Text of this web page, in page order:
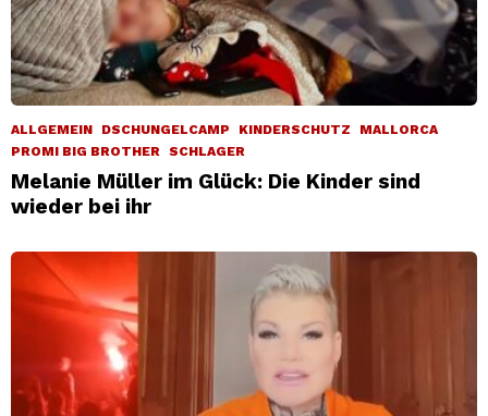
ALLGEMEIN DSCHUNGELCAMP KINDERSCHUTZ
MALLORCA
PROMI BIG BROTHER SCHLAGER
Melanie Müller im Glück: Die Kinder sind
wieder bei ihr